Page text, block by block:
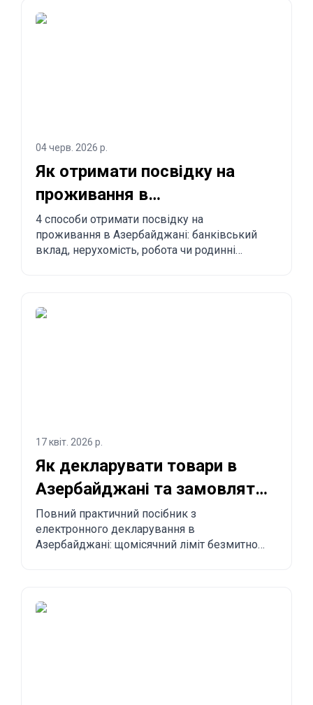
04 черв. 2026 р.
Як отримати посвідку на
проживання в
Азербайджані? 4 способи
легалізуватися
4 способи отримати посвідку на
проживання в Азербайджані: банківський
вклад, нерухомість, робота чи родинні
17 квіт. 2026 р.
Як декларувати товари в
Азербайджані та замовляти
з Китаю в Азербайджан?
Повний практичний посібник з
електронного декларування в
Азербайджані: щомісячний ліміт безмитного
Туреччини, США та інших країн до